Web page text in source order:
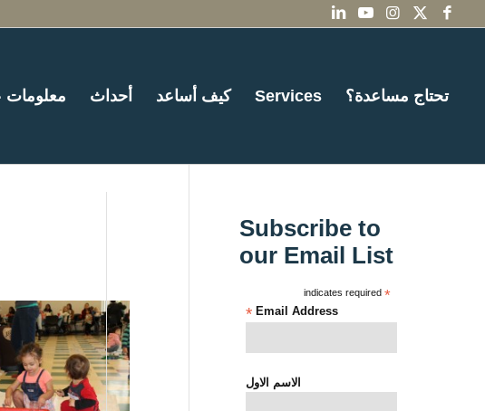
تحتاج مساعدة؟ Services كيف أساعد أحداث معلومات
Subscribe to
our Email List
*
indicates required
Email Address
*
الاسم الاول